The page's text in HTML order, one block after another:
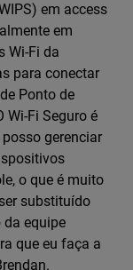
em access
em
Wi-Fi da
para conectar
Ponto de
Wi-Fi Seguro é
gerenciar
o que é muito
substituído
equipe
que eu faça a